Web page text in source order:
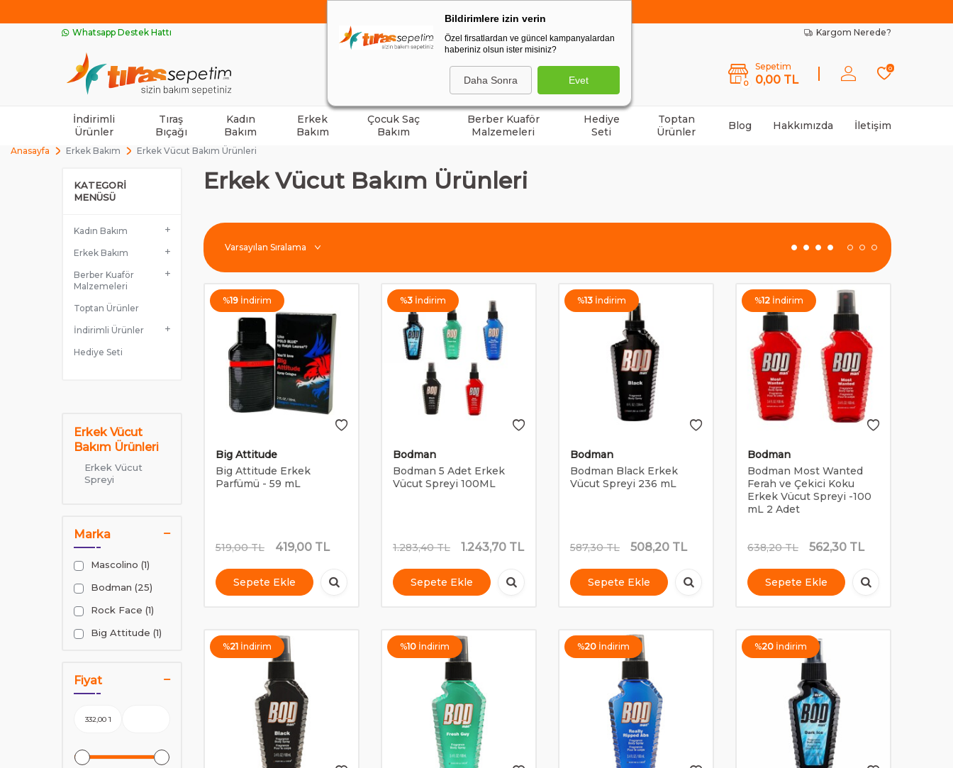
Whatsapp Destek Hattı Kargom Nerede?
0
Sepetim
0,00 TL
0
İndirimli
Ürünler
Tıraş
Bıçağı
Kadın
Bakım
Erkek
Bakım
Çocuk Saç
Bakım
Berber Kuaför
Malzemeleri
Hediye
Seti
Toptan
Ürünler
Blog Hakkımızda İletişim
Anasayfa Erkek Bakım Erkek Vücut Bakım Ürünleri
KATEGORI
MENÜSÜ
Kadın Bakım
Erkek Bakım
Berber Kuaför
Malzemeleri
Toptan Ürünler
İndirimli Ürünler
Hediye Seti
Erkek Vücut
Bakım Ürünleri
Erkek Vücut
Spreyi
Marka
Mascolino (1)
Bodman (25)
Rock Face (1)
Big Attitude (1)
Fiyat
Erkek Vücut Bakım Ürünleri
%19 İndirim
Big Attitude
Big Attitude Erkek
Parfümü - 59 mL
519,00TL 419,00 TL
Sepete Ekle
%3 İndirim
Bodman
Bodman 5 Adet Erkek
Vücut Spreyi 100ML
1.283,40TL 1.243,70 TL
Sepete Ekle
%13 İndirim
Bodman
Bodman Black Erkek
Vücut Spreyi 236 mL
587,30TL 508,20 TL
Sepete Ekle
%12 İndirim
Bodman
Bodman Most Wanted
Ferah ve Çekici Koku
Erkek Vücut Spreyi -100
mL 2 Adet
638,20TL 562,30 TL
Sepete Ekle
%21 İndirim %10 İndirim %20 İndirim %20 İndirim
Bildirimlere izin verin
Özel firsatlardan ve güncel kampanyalardan
haberiniz olsun ister misiniz?
Daha Sonra Evet